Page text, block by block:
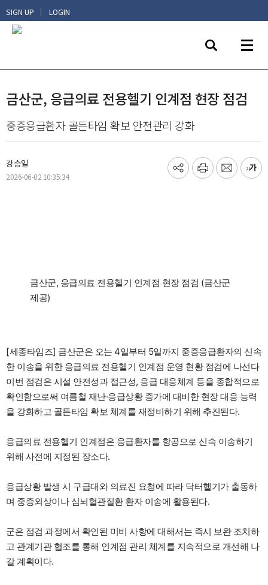
SIGN UP | LOGIN
금산군, 응급의료 전용헬기 인계점 현장 점검
중증응급환자 골든타임 확보 안전관리 강화
강승일
2026-06-02 10:35:34
기
프
메
글
금산군, 응급의료 전용헬기 인계점 현장 점검 (금산군
제공)
[세종타임즈] 금산군은 오는 4일부터 5일까지 중증응급환자의 신속
한 이송을 위한 응급의료 전용헬기 인계점 운영 현황 점검에 나선다
이번 점검은 시설 안전성과 접근성, 응급 대응체계 등을 종합적으로
확인함으로써 여름철 재난·응급상황 증가에 대비한 현장 대응 능력
을 강화하고 골든타임 확보 체계를 재정비하기 위해 추진된다.
응급의료 전용헬기 인계점은 응급환자를 항공으로 신속 이송하기
위해 사전에 지정된 장소다.
응급상황 발생 시 구급대와 의료진 요청에 따라 닥터헬기가 출동하
며 중증외상이나 심뇌혈관질환 환자 이송에 활용된다.
군은 점검 과정에서 확인된 미비 사항에 대해서는 즉시 보완 조치하
고 관계기관 협조를 통해 인계점 관리 체계를 지속적으로 개선해 나
갈 계획이다.